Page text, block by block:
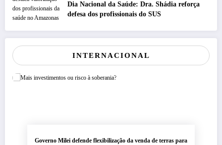
Dia Nacional da Saúde: Dra. Shádia reforça
defesa dos profissionais do SUS
INTERNACIONAL
Governo Milei defende flexibilização da venda de terras para